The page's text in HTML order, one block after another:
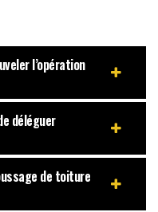
l’opération
déléguer
de toiture